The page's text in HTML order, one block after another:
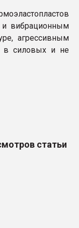
вибрационным
агрессивным
в силовых и не
статьи